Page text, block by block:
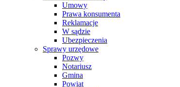
Umowy
Prawa konsumenta
Reklamacje
W sądzie
Ubezpieczenia
Sprawy urzędowe
Pozwy
Notariusz
Gmina
Powiat